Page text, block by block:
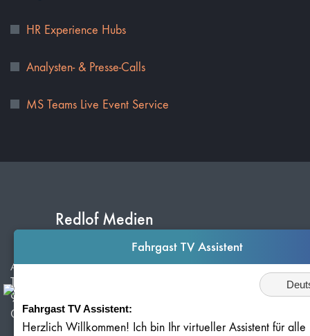
HR Experience Hubs
Analysten- & Presse-Calls
MS Teams Live Event Service
Redlof Medien
ANSCHRIFT
Technologiepark 11
91522 Ansbach
Germany
Fahrgast TV Assistent
Sprache
Fahrgast TV Assistent:
Herzlich Willkommen! Ich bin Ihr virtueller Assistent für alle